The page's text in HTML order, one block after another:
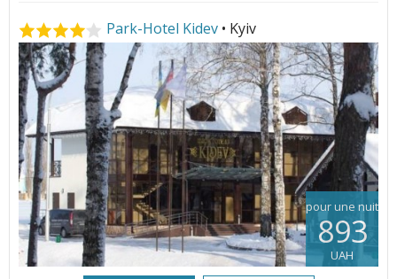
Park-Hotel Kidev • Kyiv
pour une nuit
893
UAH